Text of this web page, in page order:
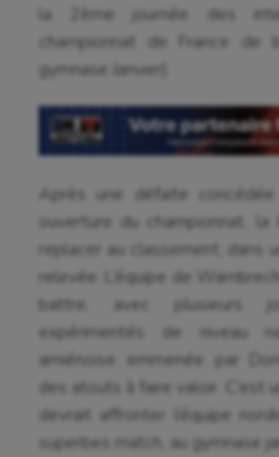
la 2ème journée des
championnat de France de
gymnase Janvier).
Après une défaite
ouverture du championnat,
replacer au classement, dans
relevée. L’équipe de
battre, avec plusieurs
expérimentés de niveau
amiénoise emmenée par
des atouts à faire valoir. C’est
devrait affronter l’équipe
superbes match, au gymnase